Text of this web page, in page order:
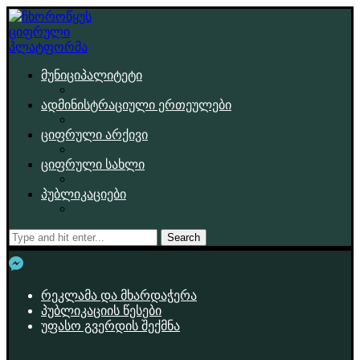
მუნიციპალიტეტი
ადმინისტრაციული ერთეულები
ციფრული არქივი
ციფრული სახლი
პუბლიკაციები
Search
რეკლამა და მხარდაჭერა
პუბლიკაციის წესები
უფასო გვერდის შექმნა